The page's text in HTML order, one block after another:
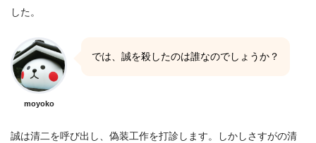
した。
moyoko
では、誠を殺したのは誰なのでしょうか？
誠は清二を呼び出し、偽装工作を打診します。しかしさすがの清